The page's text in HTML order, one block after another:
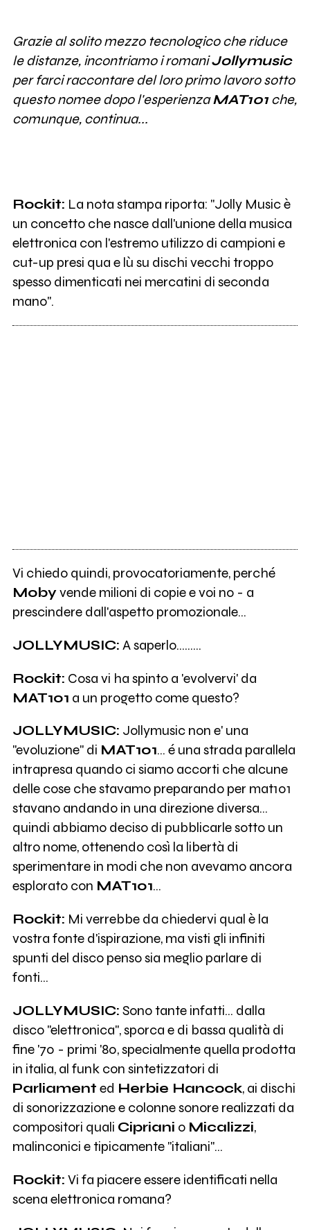
Grazie al solito mezzo tecnologico che riduce
le distanze, incontriamo i romaniJollymusic
per farci raccontare del loro primo lavoro sotto
questo nomee dopo l'esperienzaMAT101che,
comunque, continua...
Rockit: La nota stampa riporta: "Jolly Music è
un concetto che nasce dall'unione della musica
elettronica con l'estremo utilizzo di campioni e
cut-up presi qua e lù su dischi vecchi troppo
spesso dimenticati nei mercatini di seconda
mano".
Vi chiedo quindi, provocatoriamente, perché
Mobyvende milioni di copie e voi no - a
prescindere dall'aspetto promozionale...
JOLLYMUSIC: A saperlo.........
Rockit: Cosa vi ha spinto a 'evolvervi' da
MAT101 a un progetto come questo?
JOLLYMUSIC: Jollymusic non e' una
"evoluzione" di MAT101... é una strada parallela
intrapresa quando ci siamo accorti che alcune
delle cose che stavamo preparando per mat101
stavano andando in una direzione diversa...
quindi abbiamo deciso di pubblicarle sotto un
altro nome, ottenendo così la libertà di
sperimentare in modi che non avevamo ancora
esplorato con MAT101...
Rockit: Mi verrebbe da chiedervi qual è la
vostra fonte d'ispirazione, ma visti gli infiniti
spunti del disco penso sia meglio parlare di
fonti...
JOLLYMUSIC: Sono tante infatti... dalla
disco "elettronica", sporca e di bassa qualità di
fine '70 - primi '80, specialmente quella prodotta
in italia, al funk con sintetizzatori di
Parliament ed Herbie Hancock, ai dischi
di sonorizzazione e colonne sonore realizzati da
compositori quali Cipriani o Micalizzi,
malinconici e tipicamente "italiani"...
Rockit: Vi fa piacere essere identificati nella
scena elettronica romana?